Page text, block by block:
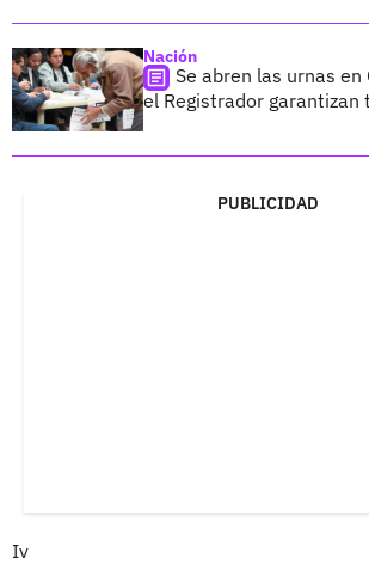
Nación
Se abren las urnas
el Registrador garantizan
PUBLICIDAD
Iv